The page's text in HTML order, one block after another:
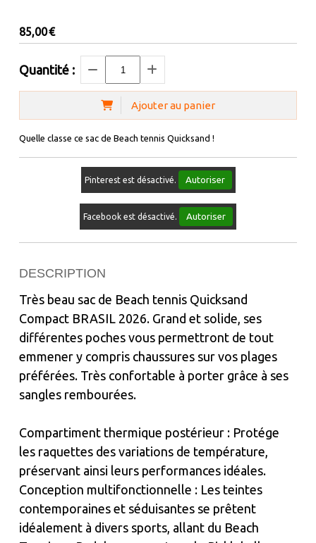
85,00€
Quantité :
Ajouter au panier
Quelle classe ce sac de Beach tennis Quicksand !
Pinterest est désactivé. Autoriser
Facebook est désactivé. Autoriser
DESCRIPTION
Très beau sac de Beach tennis Quicksand
Compact BRASIL 2026. Grand et solide, ses
différentes poches vous permettront de tout
emmener y compris chaussures sur vos plages
préférées. Très confortable à porter grâce à ses
sangles rembourées.
Compartiment thermique postérieur : Protége
les raquettes des variations de température,
préservant ainsi leurs performances idéales.
Conception multifonctionnelle : Les teintes
contemporaines et séduisantes se prêtent
idéalement à divers sports, allant du Beach